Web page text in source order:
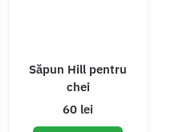
Săpun Hill pentru
chei
60 lei